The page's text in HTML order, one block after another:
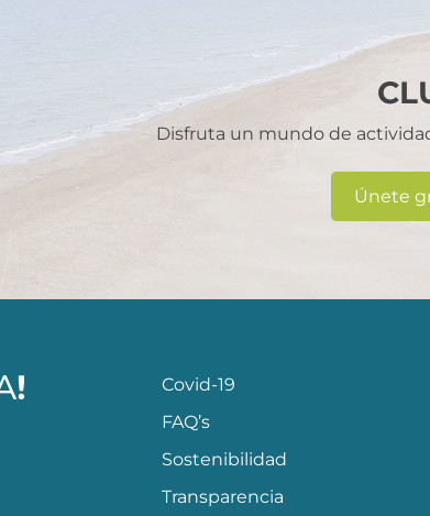
Disfruta un mundo de
Únete
Covid-19
FAQ’s
Sostenibilidad
Transparencia